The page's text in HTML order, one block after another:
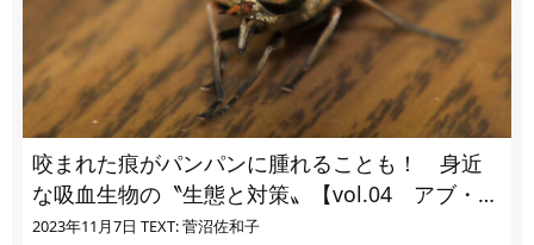
咬まれた痕がパンパンに腫れることも！ 身近
な吸血生物の〝生態と対策〟【vol.04 アブ・ブ
ユ・ヌカカ】
2023年11月7日 TEXT: 菅沼佐和子